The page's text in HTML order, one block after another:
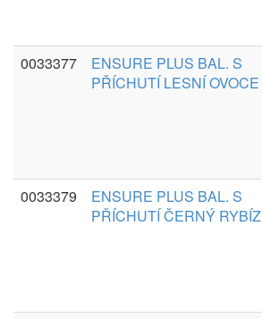
0033377
ENSURE PLUS BAL. S
PŘÍCHUTÍ LESNÍ OVOCE
0033379
ENSURE PLUS BAL. S
PŘÍCHUTÍ ČERNÝ RYBÍZ